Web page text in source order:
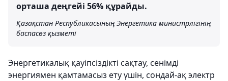
орташа деңгейі 56% құрайды.
Қазақстан Республикасының Энергетика министрлігінің
баспасөз қызметі
Энергетикалық қауіпсіздікті сақтау, сенімді
энергиямен қамтамасыз ету үшін, сондай-ақ электр